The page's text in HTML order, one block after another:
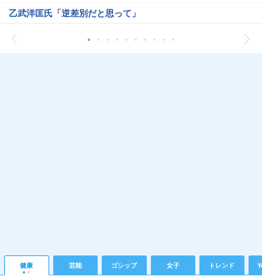
乙武洋匡氏「逆差別だと思って」
健康 芸能 ゴシップ 女子 トレンド